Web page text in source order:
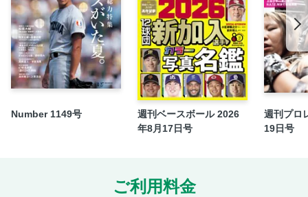
ベースボールゼミナール
独立リーグWEEKLY REPORT
オイシックス新潟
【野球タイプ別 鴻江理論 引いて使ううで体、押して使うあ
し体／鴻江寿治】
MLB最新事情
ファーム一番星〈最終回〉 田中陽翔［ヤクルト］
ドラフト逸材CLOSE-UP〈37〉 那須皓太朗［武田高／内野
Number 1149号
週刊ベースボール 2026
年8月17日号
週刊プロ
19日号
ご利用料金